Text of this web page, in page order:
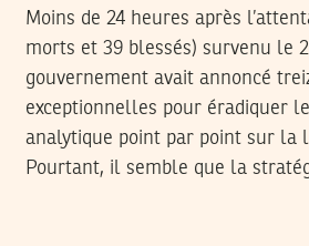
Moins de 24 heures après
morts et 39 blessés) survenu le
gouvernement avait annoncé
exceptionnelles pour éradiquer
analytique point par point sur la
Pourtant, il semble que la